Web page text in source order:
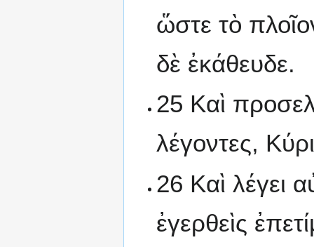
ὥστε τὸ
δὲ ἐκάθευδε.
25 Καὶ
λέγοντες,
26 Καὶ λέγει
ἐγερθεὶς